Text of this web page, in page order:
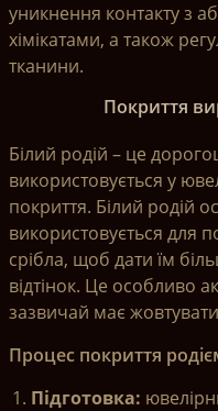
уникнення контакту з
хімікатами, а також
тканини.
Покриття
Білий родій – це
використовується у
покриття. Білий родій
використовується для
срібла, щоб дати їм
відтінок. Це особливо
зазвичай має
Процес покриття
Підготовка: